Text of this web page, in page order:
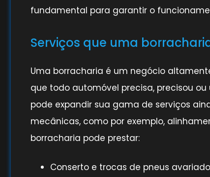
fundamental para garantir o
Serviços que uma
Uma borracharia é um negócio
que todo automóvel precisa, precisou
pode expandir sua gama de serviços
mecânicas, como por exemplo,
borracharia pode prestar:
Conserto e trocas de pneus